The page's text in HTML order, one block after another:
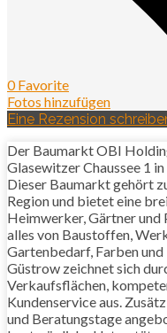
0 Favorite
Fotos hinzufügen
Eine Rezension
Der Baumarkt OBI
Glasewitzer Chaussee 1
Dieser Baumarkt gehört
Region und bietet eine
Heimwerker, Gärtner und
alles von Baustoffen,
Gartenbedarf, Farben
Güstrow zeichnet sich
Verkaufsflächen,
Kundenservice aus.
und Beratungstage